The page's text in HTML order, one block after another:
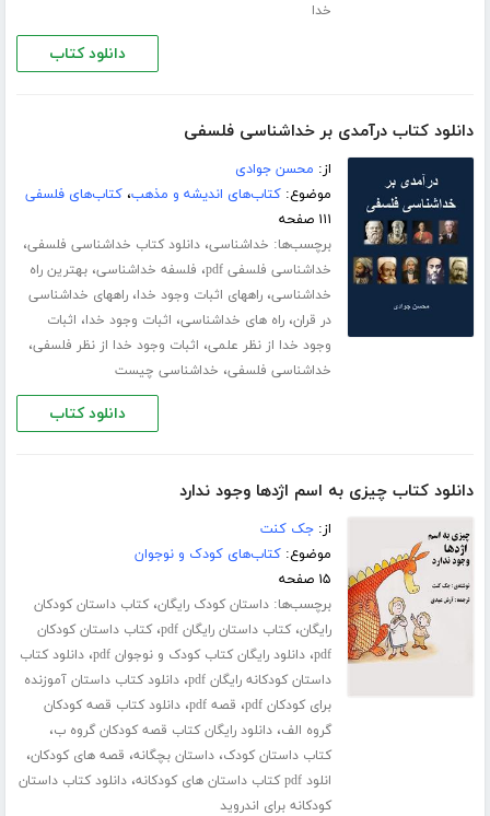
خدا
دانلود کتاب
دانلود کتاب درآمدی بر خداشناسی فلسفی
از: محسن جوادی
موضوع:کتاب‌های اندیشه و مذهب،کتاب‌های فلسفی
۱۱۱ صفحه
برچسب‌ها: خداشناسی،دانلود کتاب خداشناسی فلسفی،
خداشناسی فلسفی pdf ، فلسفه خداشناسی،بهترین راه
خداشناسی،راههای اثبات وجود خدا،راههای خداشناسی
در قران،راه های خداشناسی، اثبات وجود خدا، اثبات
وجود خدا از نظر علمی، اثبات وجود خدا از نظر فلسفی،
خداشناسی فلسفی، خداشناسی چیست
دانلود کتاب
دانلود کتاب چیزی به اسم اژدها وجود ندارد
از:جک کنت
موضوع:کتاب‌های کودک و نوجوان
۱۵ صفحه
برچسب‌ها:داستان کودک رایگان،کتاب داستان کودکان
رایگان،کتاب داستان رایگان pdf ،کتاب داستان کودکان
pdf،دانلود رایگان کتاب کودک و نوجوان pdf ،دانلود کتاب
داستان کودکانه رایگان pdf
،دانلود کتاب داستان آموزنده
برای کودکان pdf
، قصه pdf ،دانلود کتاب قصه کودکان
گروه الف،دانلود رایگان کتاب قصه کودکان گروه ب،
کتاب داستان کودک،داستان بچگانه، قصه های کودکان،
انلود pdf کتاب داستان های کودکانه ،دانلود کتاب داستان
کودکانه برای اندروید